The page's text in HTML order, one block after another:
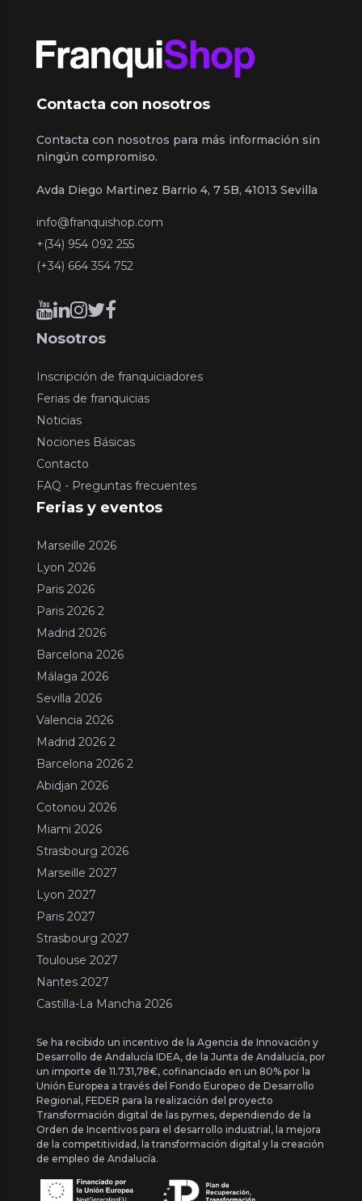
Contacta con nosotros
Contacta con nosotros para más información sin
ningún compromiso.
Avda Diego Martinez Barrio 4, 7 5B, 41013 Sevilla
info@franquishop.com
+(34) 954 092 255
(+34) 664 354 752
Nosotros
Inscripción de franquiciadores
Ferias de franquicias
Noticias
Nociones Básicas
Contacto
FAQ - Preguntas frecuentes
Ferias y eventos
Marseille 2026
Lyon 2026
Paris 2026
Paris 2026 2
Madrid 2026
Barcelona 2026
Málaga 2026
Sevilla 2026
Valencia 2026
Madrid 2026 2
Barcelona 2026 2
Abidjan 2026
Cotonou 2026
Miami 2026
Strasbourg 2026
Marseille 2027
Lyon 2027
Paris 2027
Strasbourg 2027
Toulouse 2027
Nantes 2027
Castilla-La Mancha 2026
Se ha recibido un incentivo de la Agencia de Innovación y
Desarrollo de Andalucía IDEA, de la Junta de Andalucía, por
un importe de 11.731,78€, cofinanciado en un 80% por la
Unión Europea a través del Fondo Europeo de Desarrollo
Regional, FEDER para la realización del proyecto
Transformación digital de las pymes, dependiendo de la
Orden de Incentivos para el desarrollo industrial, la mejora
de la competitividad, la transformación digital y la creación
de empleo de Andalucía.